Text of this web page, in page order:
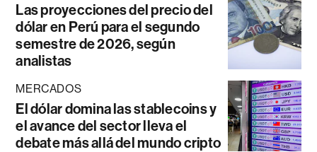
Las proyecciones del precio del
dólar en Perú para el segundo
semestre de 2026, según
analistas
MERCADOS
El dólar domina las stablecoins y
el avance del sector lleva el
debate más allá del mundo cripto